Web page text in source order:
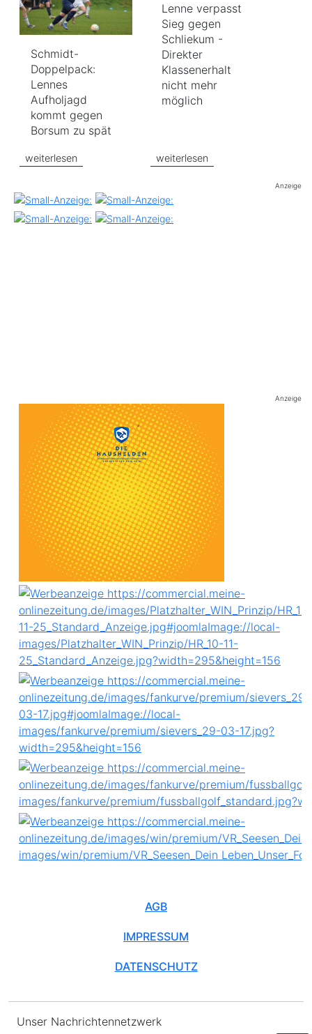
Schmidt-
Doppelpack:
Lennes
Aufholjagd
kommt gegen
Borsum zu spät
weiterlesen
Lenne verpasst
Sieg gegen
Schliekum -
Direkter
Klassenerhalt
nicht mehr
möglich
weiterlesen
Anzeige
Anzeige
AGB
IMPRESSUM
DATENSCHUTZ
Unser Nachrichtennetzwerk